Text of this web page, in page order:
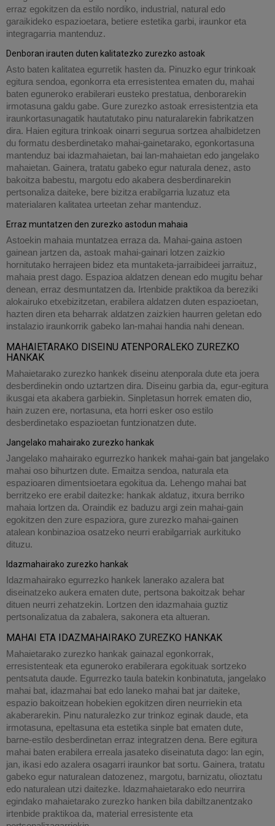
erraz egokitzen da estilo nordiko, industrial, natural edo
garaikideko espazioetara, betiere estetika garbi, iraunkor eta
integragarria mantenduz.
Denboran irauten duten kalitatezko zurezko astoak
Asto baten kalitatea egurretik hasten da. Pinuzko egur trinkoak
egitura sendoa, egonkorra eta erresistentea ematen du, mahai
baten eguneroko erabilerari eusteko prestatua, denborarekin
irmotasuna galdu gabe. Gure zurezko astoak erresistentzia eta
iraunkortasunagatik hautatutako pinu naturalarekin fabrikatzen
dira. Haien egitura trinkoak oinarri segurua sortzea ahalbidetzen
du formatu desberdinetako mahai-gainetarako, egonkortasuna
mantenduz bai idazmahaietan, bai lan-mahaietan edo jangelako
mahaietan. Gainera, tratatu gabeko egur naturala denez, asto
bakoitza babestu, margotu edo akabera desberdinarekin
pertsonaliza daiteke, bere bizitza erabilgarria luzatuz eta
materialaren kalitatea urteetan zehar mantenduz.
Erraz muntatzen den zurezko astodun mahaia
Astoekin mahaia muntatzea erraza da. Mahai-gaina astoen
gainean jartzen da, astoak mahai-gainari lotzen zaizkio
hornitutako herrajeen bidez eta muntaketa-jarraibideei jarraituz,
mahaia prest dago. Espazioa aldatzen denean edo mugitu behar
denean, erraz desmuntatzen da. Irtenbide praktikoa da bereziki
alokairuko etxebizitzetan, erabilera aldatzen duten espazioetan,
hazten diren eta beharrak aldatzen zaizkien haurren geletan edo
instalazio iraunkorrik gabeko lan-mahai handia nahi denean.
MAHAIETARAKO DISEINU ATENPORALEKO ZUREZKO
HANKAK
Mahaietarako zurezko hankek diseinu atenporala dute eta joera
desberdinekin ondo uztartzen dira. Diseinu garbia da, egur-egitura
ikusgai eta akabera garbiekin. Sinpletasun horrek ematen dio,
hain zuzen ere, nortasuna, eta horri esker oso estilo
desberdinetako espazioetan funtzionatzen dute.
Jangelako mahairako zurezko hankak
Jangelako mahairako egurrezko hankek mahai-gain bat jangelako
mahai oso bihurtzen dute. Emaitza sendoa, naturala eta
espazioaren dimentsioetara egokitua da. Lehengo mahai bat
berritzeko ere erabil daitezke: hankak aldatuz, itxura berriko
mahaia lortzen da. Oraindik ez baduzu argi zein mahai-gain
egokitzen den zure espaziora, gure zurezko mahai-gainen
atalean konbinazioa osatzeko neurri erabilgarriak aurkituko
dituzu.
Idazmahairako zurezko hankak
Idazmahairako egurrezko hankek lanerako azalera bat
diseinatzeko aukera ematen dute, pertsona bakoitzak behar
dituen neurri zehatzekin. Lortzen den idazmahaia guztiz
pertsonalizatua da zabalera, sakonera eta altueran.
MAHAI ETA IDAZMAHAIRAKO ZUREZKO HANKAK
Mahaietarako zurezko hankak gainazal egonkorrak,
erresistenteak eta eguneroko erabilerara egokituak sortzeko
pentsatuta daude. Egurrezko taula batekin konbinatuta, jangelako
mahai bat, idazmahai bat edo laneko mahai bat jar daiteke,
espazio bakoitzean hobekien egokitzen diren neurriekin eta
akaberarekin. Pinu naturalezko zur trinkoz eginak daude, eta
irmotasuna, epeltasuna eta estetika sinple bat ematen dute,
barne-estilo desberdinetan erraz integratzen dena. Bere egitura
mahai baten erabilera erreala jasateko diseinatuta dago: lan egin,
jan, ikasi edo azalera osagarri iraunkor bat sortu. Gainera, tratatu
gabeko egur naturalean datozenez, margotu, barnizatu, olioztatu
edo naturalean utzi daitezke. Idazmahaietarako edo neurrira
egindako mahaietarako zurezko hanken bila dabiltzanentzako
irtenbide praktikoa da, material erresistente eta